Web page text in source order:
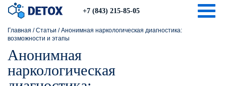
+7 (843) 215-85-05
Главная /Статьи /Анонимная наркологическая диагностика:
возможности и этапы
Анонимная
наркологическая